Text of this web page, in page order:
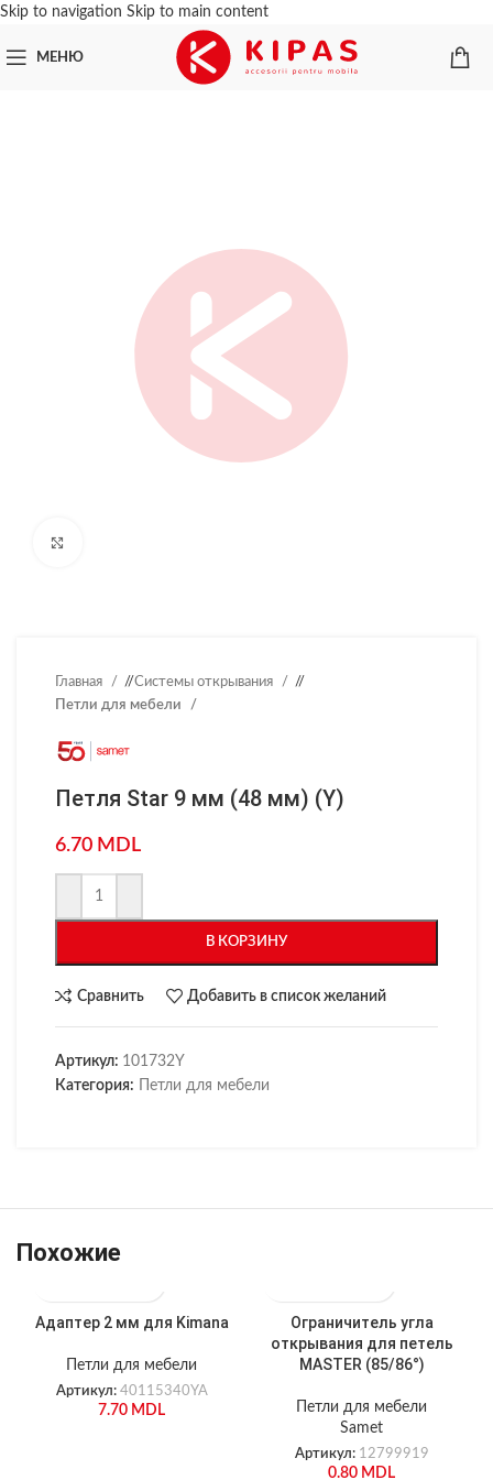
Skip to navigation Skip to main content
МЕНЮ
Главная / Системы открывания
/
Петли для мебели
Петля Star 9 мм (48 мм) (Y)
6.70 MDL
В КОРЗИНУ
Сравнить Добавить в список желаний
Артикул: 101732Y
Категория:
Петли для мебели
Похожие
Адаптер 2 мм для Kimana
Петли для мебели
Артикул: 40115340YA
7.70 MDL
Ограничитель угла
открывания для петель
MASTER (85/86°)
Петли для мебели
Samet
Артикул: 12799919
0.80 MDL